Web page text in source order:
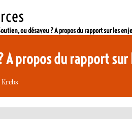
ou désaveu ? A propos du rapport sur les
A propos du rapport